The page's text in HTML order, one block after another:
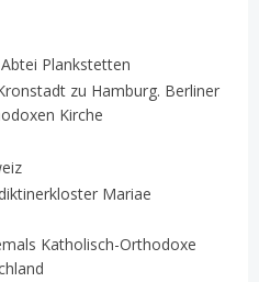
Plankstetten
zu Hamburg. Berliner
Kirche
Mariae
Katholisch-Orthodoxe